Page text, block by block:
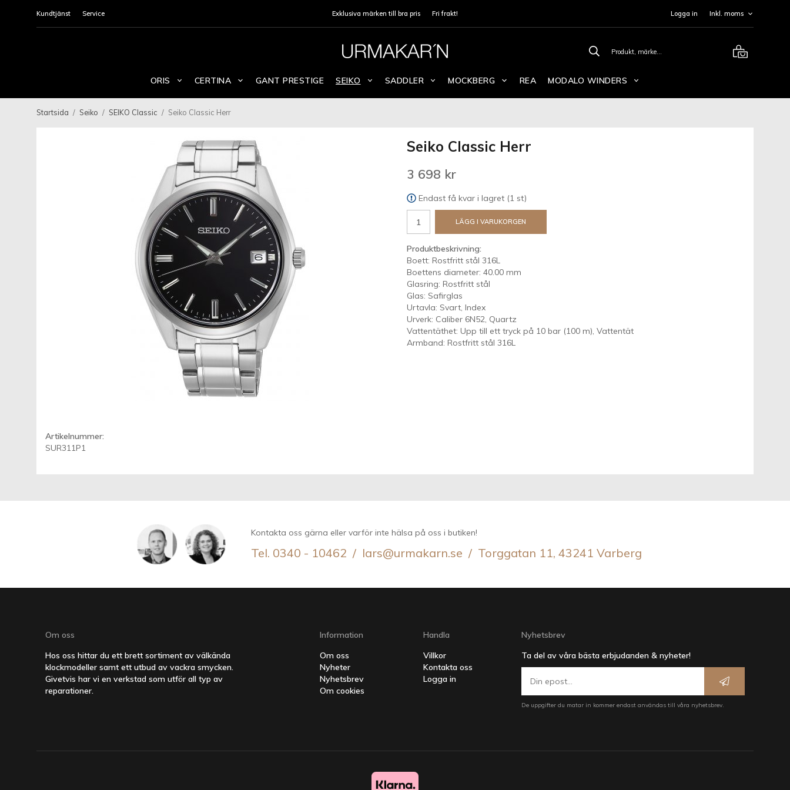
Kundtjänst Service Exklusiva märken till bra pris Fri frakt! Logga in
ORIS CERTINA GANT PRESTIGE SEIKO SADDLER MOCKBERG REA MODALO WINDERS
Startsida / Seiko / SEIKO Classic / Seiko Classic Herr
Seiko Classic Herr
3 698 kr
Endast få kvar i lagret (1 st)
LÄGG I VARUKORGEN
Produktbeskrivning:
Boett: Rostfritt stål 316L
Boettens diameter: 40.00 mm
Glasring: Rostfritt stål
Glas: Safirglas
Urtavla: Svart, Index
Urverk: Caliber 6N52, Quartz
Vattentäthet: Upp till ett tryck på 10 bar (100 m), Vattentät
Armband: Rostfritt stål 316L
Artikelnummer:
SUR311P1
Kontakta oss gärna eller varför inte hälsa på oss i butiken!
Tel. 0340 - 10462 / lars@urmakarn.se / Torggatan 11, 43241 Varberg
Om oss
Hos oss hittar du ett brett sortiment av välkända
klockmodeller samt ett utbud av vackra smycken.
Givetvis har vi en verkstad som utför all typ av
reparationer.
Information
Om oss
Nyheter
Nyhetsbrev
Om cookies
Handla
Villkor
Kontakta oss
Logga in
Nyhetsbrev
Ta del av våra bästa erbjudanden & nyheter!
De uppgifter du matar in kommer endast användas till våra nyhetsbrev.